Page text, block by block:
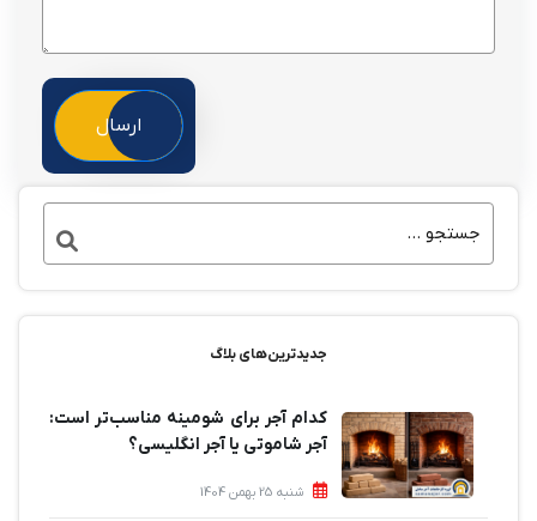
ارسال
جدیدترین‌های بلاگ
کدام آجر برای شومینه مناسب‌تر است:
آجر شاموتی یا آجر انگلیسی؟
شنبه 25 بهمن 1404